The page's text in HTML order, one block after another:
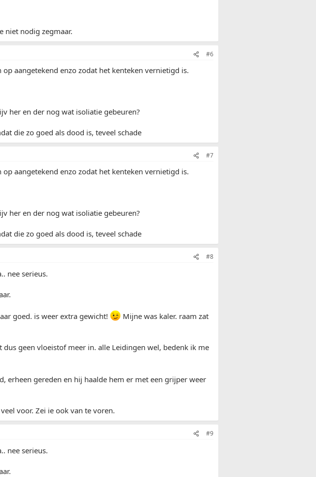
niet nodig zegmaar.
#6
aangetekend enzo zodat het kenteken vernietigd is.
her en der nog wat isoliatie gebeuren?
die zo goed als dood is, teveel schade
#7
aangetekend enzo zodat het kenteken vernietigd is.
her en der nog wat isoliatie gebeuren?
die zo goed als dood is, teveel schade
#8
nee serieus.
goed. is weer extra gewicht!
Mijne was kaler. raam zat
geen vloeistof meer in. alle Leidingen wel, bedenk ik me
erheen gereden en hij haalde hem er met een grijper weer
voor. Zei ie ook van te voren.
#9
nee serieus.